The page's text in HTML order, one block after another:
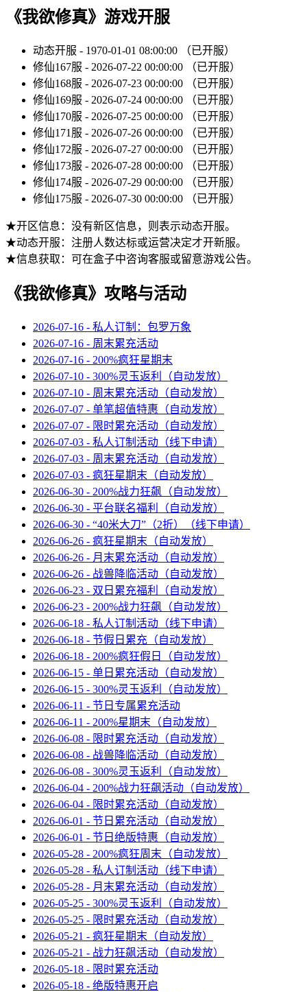
《我欲修真》游戏开服
动态开服 - 1970-01-01 08:00:00 （已开服）
修仙167服 - 2026-07-22 00:00:00 （已开服）
修仙168服 - 2026-07-23 00:00:00 （已开服）
修仙169服 - 2026-07-24 00:00:00 （已开服）
修仙170服 - 2026-07-25 00:00:00 （已开服）
修仙171服 - 2026-07-26 00:00:00 （已开服）
修仙172服 - 2026-07-27 00:00:00 （已开服）
修仙173服 - 2026-07-28 00:00:00 （已开服）
修仙174服 - 2026-07-29 00:00:00 （已开服）
修仙175服 - 2026-07-30 00:00:00 （已开服）
★开区信息：没有新区信息，则表示动态开服。
★动态开服：注册人数达标或运营决定才开新服。
★信息获取：可在盒子中咨询客服或留意游戏公告。
《我欲修真》攻略与活动
2026-07-16 - 私人订制：包罗万象
2026-07-16 - 周末累充活动
2026-07-16 - 200%疯狂星期末
2026-07-10 - 300%灵玉返利（自动发放）
2026-07-10 - 周末累充活动（自动发放）
2026-07-07 - 单笔超值特惠（自动发放）
2026-07-07 - 限时累充活动（自动发放）
2026-07-03 - 私人订制活动（线下申请）
2026-07-03 - 周末累充活动（自动发放）
2026-07-03 - 疯狂星期末（自动发放）
2026-06-30 - 200%战力狂飙（自动发放）
2026-06-30 - 平台联名福利（自动发放）
2026-06-30 - “40米大刀”（2折）（线下申请）
2026-06-26 - 疯狂星期末（自动发放）
2026-06-26 - 月末累充活动（自动发放）
2026-06-26 - 战兽降临活动（自动发放）
2026-06-23 - 双日累充福利（自动发放）
2026-06-23 - 200%战力狂飙（自动发放）
2026-06-18 - 私人订制活动（线下申请）
2026-06-18 - 节假日累充（自动发放）
2026-06-18 - 200%疯狂假日（自动发放）
2026-06-15 - 单日累充活动（自动发放）
2026-06-15 - 300%灵玉返利（自动发放）
2026-06-11 - 节日专属累充活动
2026-06-11 - 200%星期末（自动发放）
2026-06-08 - 限时累充活动（自动发放）
2026-06-08 - 战兽降临活动（自动发放）
2026-06-08 - 300%灵玉返利（自动发放）
2026-06-04 - 200%战力狂飙活动（自动发放）
2026-06-04 - 限时累充活动（自动发放）
2026-06-01 - 节日累充活动（自动发放）
2026-06-01 - 节日绝版特惠（自动发放）
2026-05-28 - 200%疯狂周末（自动发放）
2026-05-28 - 私人订制活动（线下申请）
2026-05-28 - 月末累充活动（自动发放）
2026-05-25 - 300%灵玉返利（自动发放）
2026-05-25 - 限时累充活动（自动发放）
2026-05-21 - 疯狂星期末（自动发放）
2026-05-21 - 战力狂飙活动（自动发放）
2026-05-18 - 限时累充活动
2026-05-18 - 绝版特惠开启